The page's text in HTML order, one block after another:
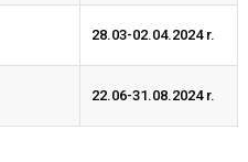
28.03-02.04.2024 r.
22.06-31.08.2024 r.